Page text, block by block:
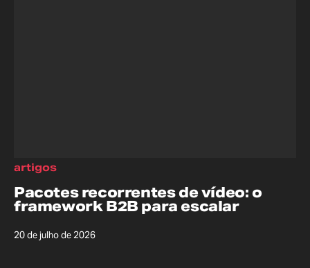
Pacotes recorrentes de vídeo: o
framework B2B para escalar
20 de julho de 2026
artigos